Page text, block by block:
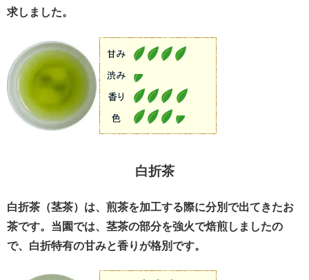
求しました。
白折茶
白折茶（茎茶）は、煎茶を加工する際に分別で出てきたお
茶です。当園では、茎茶の部分を強火で焙煎しましたの
で、白折特有の甘みと香りが格別です。